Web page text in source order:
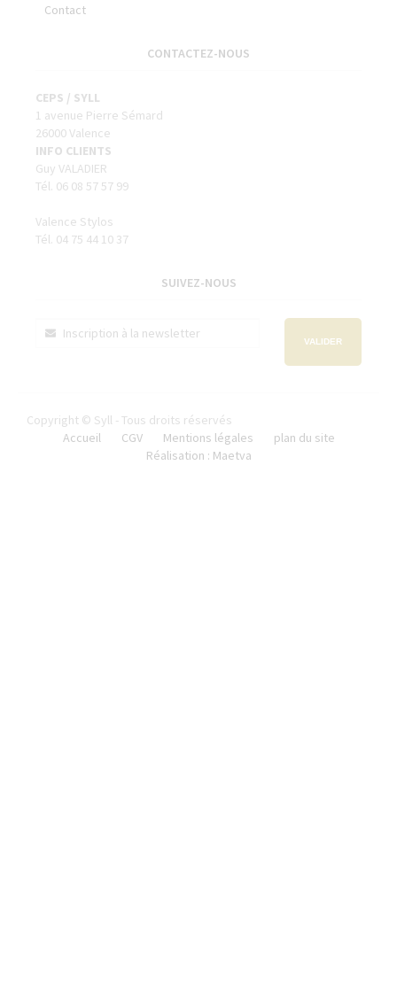
Contact
CONTACTEZ-NOUS
CEPS / SYLL
1 avenue Pierre Sémard
26000 Valence
INFO CLIENTS
Guy VALADIER
Tél. 06 08 57 57 99
Valence Stylos
Tél. 04 75 44 10 37
SUIVEZ-NOUS
VALIDER
Copyright © Syll - Tous droits réservés
Accueil
CGV Mentions légales
plan du site
Réalisation : Maetva